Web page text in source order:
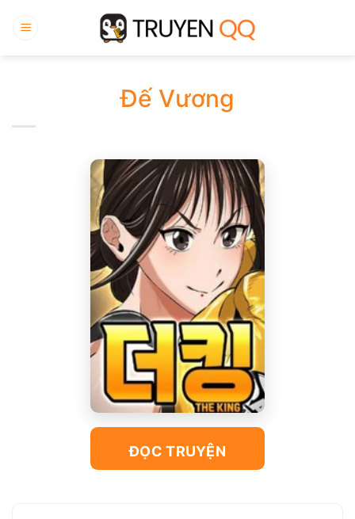
qua
Đế Vương
ĐỌC TRUYỆN